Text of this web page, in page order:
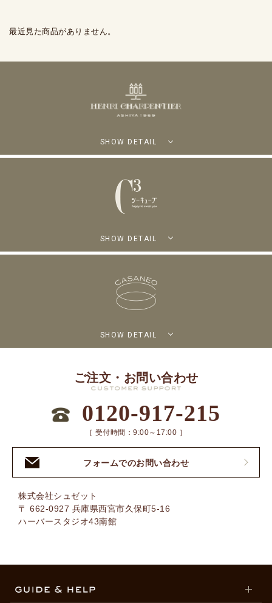
最近見た商品がありません。
SHOW DETAIL
SHOW DETAIL
SHOW DETAIL
ご注文・お問い合わせ
0120-917-215
［ 受付時間：9:00～17:00 ］
フォームでのお問い合わせ
株式会社シュゼット
〒 662-0927 兵庫県西宮市久保町5-16
ハーバースタジオ43南館